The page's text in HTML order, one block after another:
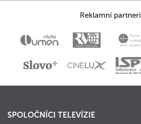
Reklamní partneri
SPOLOČNÍCI TELEVÍZIE